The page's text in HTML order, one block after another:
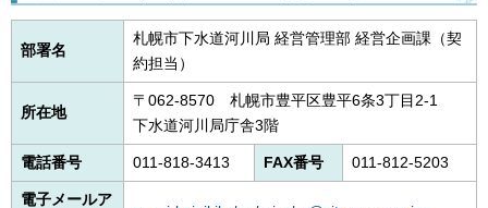
部署名
札幌市下水道河川局 経営管理部 経営企画課（契
約担当）
所在地
〒062-8570 札幌市豊平区豊平6条3丁目2-1
下水道河川局庁舎3階
電話番号 011-818-3413 FAX番号 011-812-5203
電子メールア